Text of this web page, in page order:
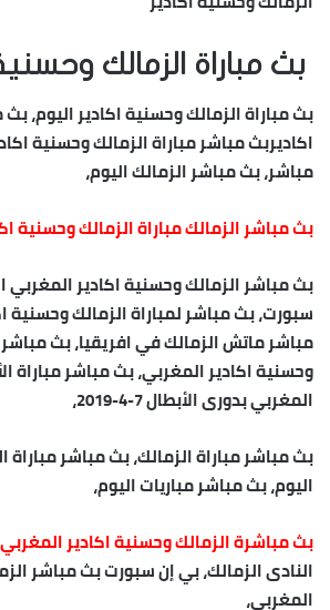
بث مباراة الزمالك
بث مباراة الزمالك وحسنية اكادير اليوم،
اكاديربث مباشر مباراة الزمالك وحسنية
مباشر، بث مباشر الزمالك اليوم،
بث مباشر الزمالك مباراة الزمالك وحسنية
بث مباشر الزمالك وحسنية اكادير المغربي
سبورت، بث مباشر لمباراة الزمالك وحسنية
مباشر ماتش الزمالك في افريقيا، بث
وحسنية اكادير المغربي، بث مباشر مباراة
المغربي بدورى الأبطال 7-4-2019،
بث مباشر مباراة الزمالك، بث مباشر مباراة
اليوم، بث مباشر مباريات اليوم،
بث مباشرة الزمالك وحسنية اكادير المغربي
النادى الزمالك، بي إن سبورت بث مباشر
المغربي،